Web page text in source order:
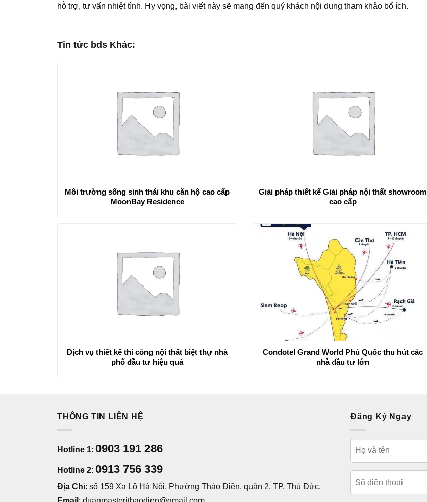
hỗ trợ, tư vấn nhiệt tình. Hy vọng, bài viết này sẽ mang đến quý khách nội dung tham khảo bổ ích.
Tin tức bds Khác:
Môi trường sống sinh thái khu căn hộ cao cấp
MoonBay Residence
Giải pháp thiết kế Giải pháp nội thất showroom
cao cấp
Dịch vụ thiết kế thi công nội thất biệt thự nhà
phố đầu tư hiệu quả
Condotel Grand World Phú Quốc thu hút các
nhà đầu tư lớn
THÔNG TIN LIÊN HỆ
Hotline 1: 0903 191 286
Hotline 2: 0913 756 339
Địa Chỉ: số 159 Xa Lộ Hà Nội, Phường Thảo Điền, quận 2, TP. Thủ Đức.
Đăng Ký Ngay